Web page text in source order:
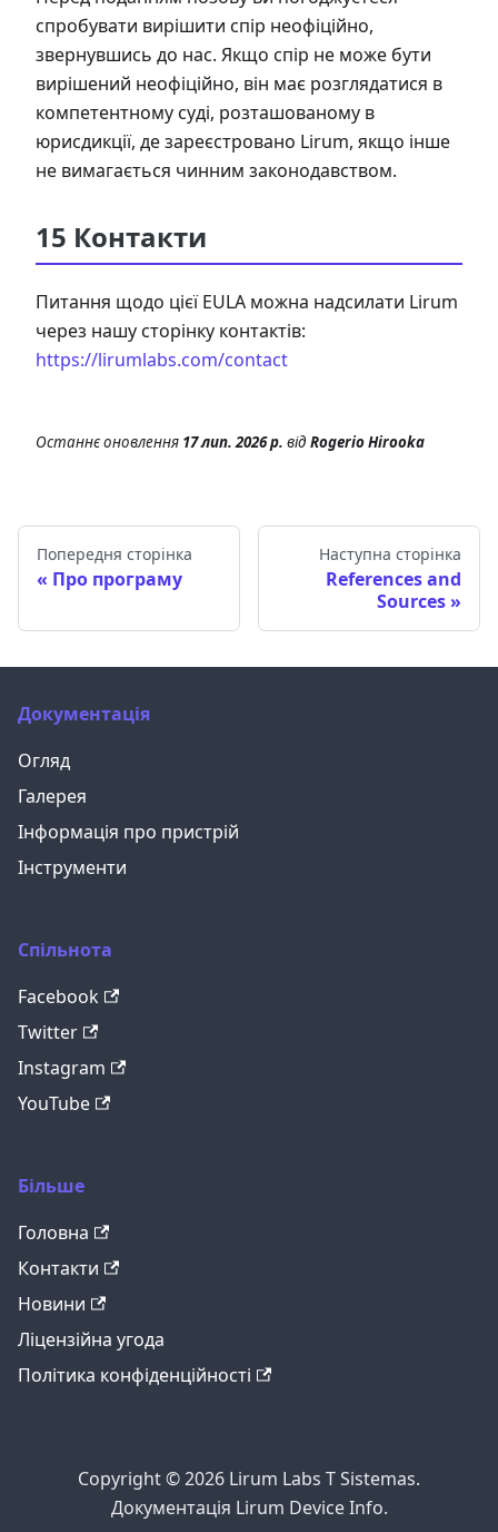
спробувати вирішити спір неофіційно,
звернувшись до нас. Якщо спір не може бути
вирішений неофіційно, він має розглядатися в
компетентному суді, розташованому в
юрисдикції, де зареєстровано Lirum, якщо інше
не вимагається чинним законодавством.
15 Контакти
Питання щодо цієї EULA можна надсилати Lirum
через нашу сторінку контактів:
https://lirumlabs.com/contact
Останнє оновлення 17 лип. 2026 р. від Rogerio Hirooka
Попередня сторінка
Про програму
Наступна сторінка
References and
Sources
Документація
Огляд
Галерея
Інформація про пристрій
Інструменти
Спільнота
Facebook
Twitter
Instagram
YouTube
Більше
Головна
Контакти
Новини
Ліцензійна угода
Політика конфіденційності
Copyright © 2026 Lirum Labs T Sistemas.
Документація Lirum Device Info.